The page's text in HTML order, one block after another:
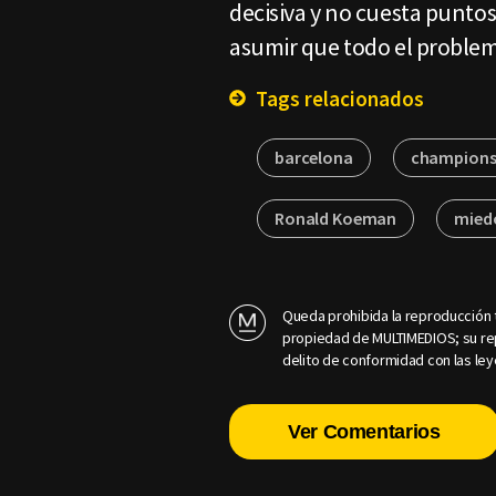
decisiva y no cuesta
asumir que todo el
Tags relacionados
barcelona
Ronald Koeman
Queda prohibida la
propiedad de MULTIMEDIOS; su
delito de conformidad con las
Ver Comentarios